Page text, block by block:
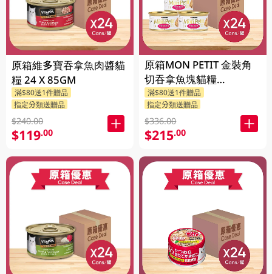
原箱維多寶吞拿魚肉醬貓
糧 24 X 85GM
滿$80送1件贈品
指定分類送贈品
$240.00
$119.00
原箱MON PETIT 金裝角
切吞拿魚塊貓糧
24X85GM
滿$80送1件贈品
指定分類送贈品
$336.00
$215.00